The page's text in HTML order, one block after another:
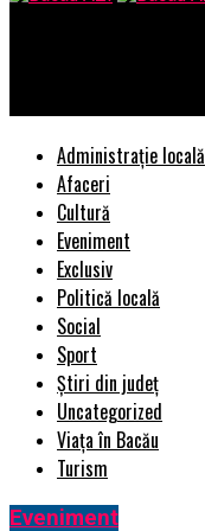
Administrație locală
Afaceri
Cultură
Eveniment
Exclusiv
Politică locală
Social
Sport
Știri din județ
Uncategorized
Viața în Bacău
Turism
Eveniment